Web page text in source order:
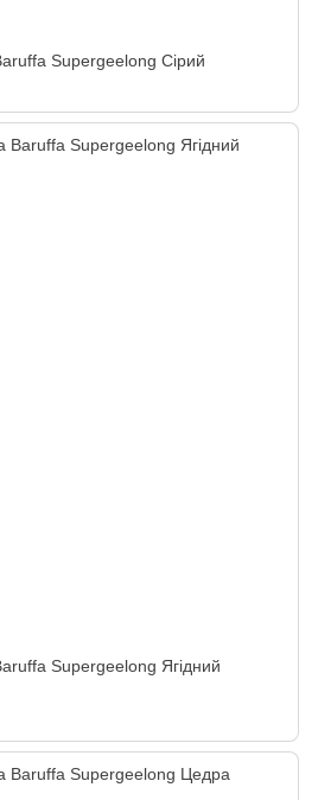
Supergeelong Сірий
Supergeelong Ягідний